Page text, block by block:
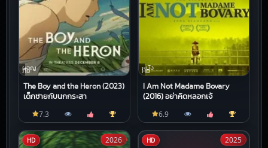
ผจญ
ภัย
The Boy and the Heron (2023)
เด็กชายกับนกกระสา
7.3
หนัง
HD
I Am Not Madame Bovary
(2016) อย่าคิดหลอกเจ้
6.9
HD 2026 HD 2025